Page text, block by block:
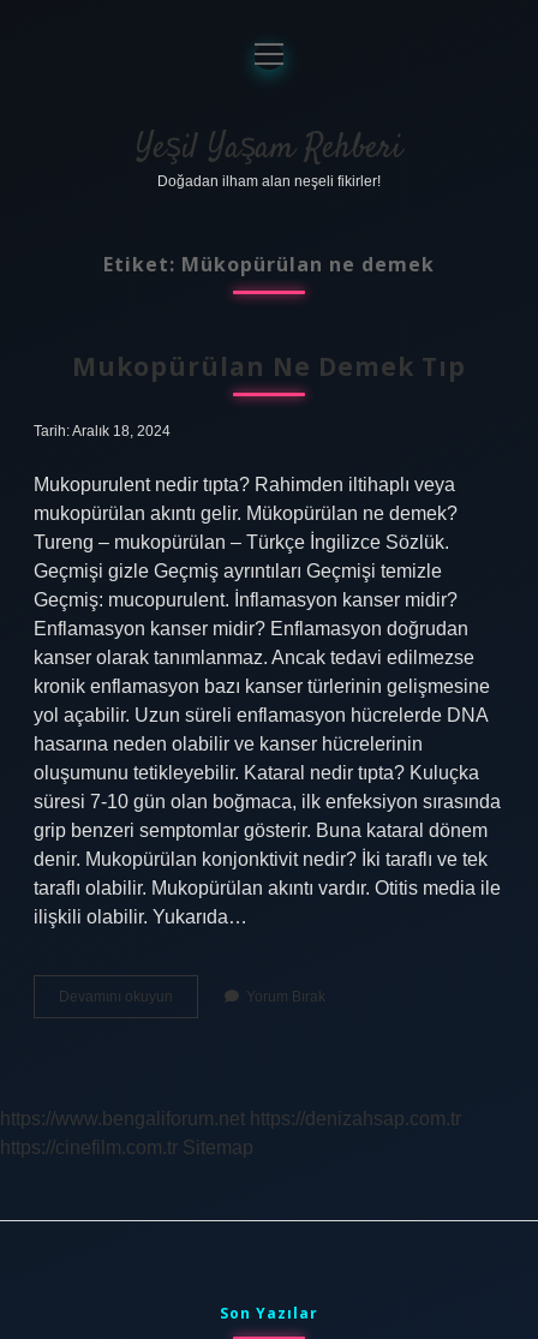
Anasayfa
Gizlilik Politikası
Yasal Uyarı
menüyü
aç
Yeşil Yaşam Rehberi
Doğadan ilham alan neşeli fikirler!
Etiket: Mükopürülan ne demek
Mukopürülan Ne Demek Tıp
Tarih: Aralık 18, 2024
Mukopurulent nedir tıpta? Rahimden iltihaplı veya
mukopürülan akıntı gelir. Mükopürülan ne demek?
Tureng – mukopürülan – Türkçe İngilizce Sözlük.
Geçmişi gizle Geçmiş ayrıntıları Geçmişi temizle
Geçmiş: mucopurulent. İnflamasyon kanser midir?
Enflamasyon kanser midir? Enflamasyon doğrudan
kanser olarak tanımlanmaz. Ancak tedavi edilmezse
kronik enflamasyon bazı kanser türlerinin gelişmesine
yol açabilir. Uzun süreli enflamasyon hücrelerde DNA
hasarına neden olabilir ve kanser hücrelerinin
oluşumunu tetikleyebilir. Kataral nedir tıpta? Kuluçka
süresi 7-10 gün olan boğmaca, ilk enfeksiyon sırasında
grip benzeri semptomlar gösterir. Buna kataral dönem
denir. Mukopürülan konjonktivit nedir? İki taraflı ve tek
taraflı olabilir. Mukopürülan akıntı vardır. Otitis media ile
ilişkili olabilir. Yukarıda…
Devamını okuyun Mukopürülan
Ne
Yorum Bırak
https://www.bengaliforum.net https://denizahsap.com.tr
https://cinefilm.com.tr Sitemap
Son Yazılar